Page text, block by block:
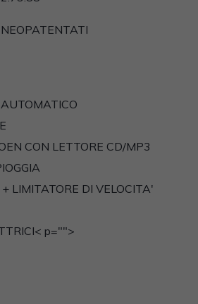
CON LETTORE CD/MP3
LIMITATORE DI VELOCITA'
< p="">